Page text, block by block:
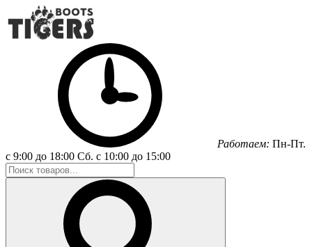
Работаем: Пн-Пт.
с 9:00 до 18:00 Сб. с 10:00 до 15:00